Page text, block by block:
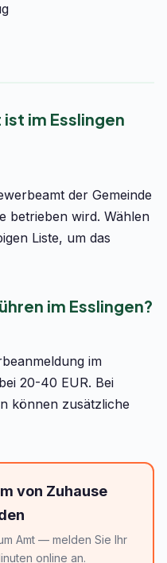
im Esslingen
der Gemeinde
betrieben wird. Wählen
Liste, um das
im Esslingen?
im
20-40 EUR. Bei
können zusätzliche
von Zuhause
Amt — melden Sie Ihr
online an.